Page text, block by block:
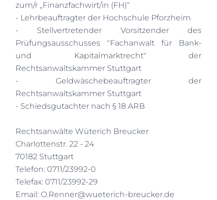
zum/r „Finanzfachwirt/in (FH)“
- Lehrbeauftragter der Hochschule Pforzheim
- Stellvertretender Vorsitzender des
Prüfungsausschusses "Fachanwalt für Bank-
und Kapitalmarktrecht" der
Rechtsanwaltskammer Stuttgart
- Geldwäschebeauftragter der
Rechtsanwaltskammer Stuttgart
- Schiedsgutachter nach § 18 ARB
Rechtsanwälte Wüterich Breucker
Charlottenstr. 22 - 24
70182 Stuttgart
Telefon: 0711/23992-0
Telefax: 0711/23992-29
Email: O.Renner@wueterich-breucker.de